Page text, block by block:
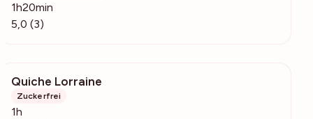
1h20min
5,0 (3)
Quiche Lorraine
Zuckerfrei
1h